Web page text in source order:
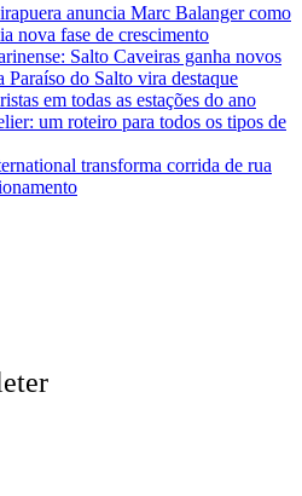
anuncia Marc Balanger como
nova fase de crescimento
Salto Caveiras ganha novos
Paraíso do Salto vira destaque
em todas as estações do ano
um roteiro para todos os tipos de
transforma corrida de rua